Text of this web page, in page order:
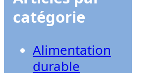
catégorie
Alimentation
durable